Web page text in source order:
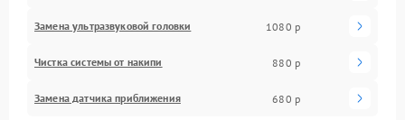
Замена ультразвуковой головки 1080 р
Чистка системы от накипи 880 р
Замена датчика приближения 680 р